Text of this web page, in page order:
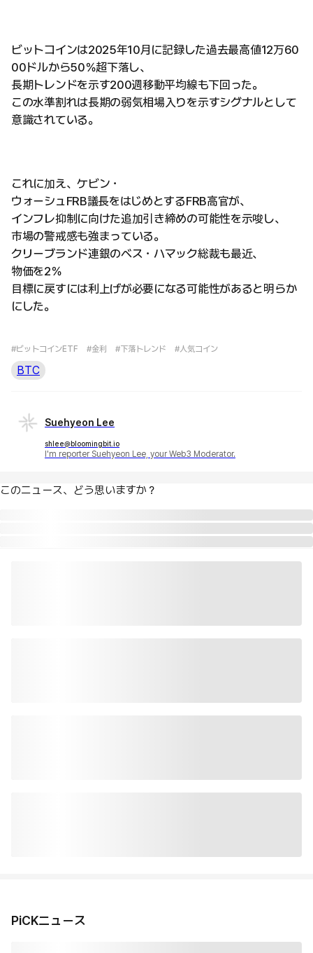
ビットコインは2025年10月に記録した過去最高値12万60
00ドルから50％超下落し、
長期トレンドを示す200週移動平均線も下回った。
この水準割れは長期の弱気相場入りを示すシグナルとして
意識されている。
これに加え、ケビン・
ウォーシュFRB議長をはじめとするFRB高官が、
インフレ抑制に向けた追加引き締めの可能性を示唆し、
市場の警戒感も強まっている。
クリーブランド連銀のベス・ハマック総裁も最近、
物価を2％
目標に戻すには利上げが必要になる可能性があると明らか
にした。
#ビットコインETF #金利 #下落トレンド #人気コイン
BTC
Suehyeon Lee
shlee@bloomingbit.io
I'm reporter Suehyeon Lee, your Web3 Moderator.
このニュース、どう思いますか？
PiCKニュース